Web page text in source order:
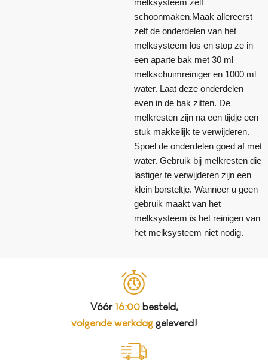
melksysteem zelf
schoonmaken.Maak allereerst
zelf de onderdelen van het
melksysteem los en stop ze in
een aparte bak met 30 ml
melkschuimreiniger en 1000 ml
water. Laat deze onderdelen
even in de bak zitten. De
melkresten zijn na een tijdje een
stuk makkelijk te verwijderen.
Spoel de onderdelen goed af met
water. Gebruik bij melkresten die
lastiger te verwijderen zijn een
klein borsteltje. Wanneer u geen
gebruik maakt van het
melksysteem is het reinigen van
het melksysteem niet nodig.
Vóór 16:00besteld,
volgende werkdaggeleverd!